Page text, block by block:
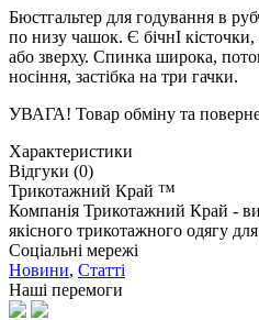
Бюстгальтер для годування в
по низу чашок. Є бічнІ
або зверху. Спинка широка,
носіння, застібка на три гачки.
УВАГА! Товар обміну та
Характеристики
Відгуки (0)
Трикотажний Край ™
Компанія Трикотажний Край -
якісного трикотажного одягу
Соціальні мережі
Новини, Статті
Наші перемоги